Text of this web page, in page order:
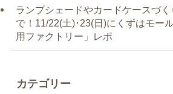
ランプシェードやカードケースづく
で！11/22(土)･23(日)にくずはモー
用ファクトリー」レポ
カテゴリー